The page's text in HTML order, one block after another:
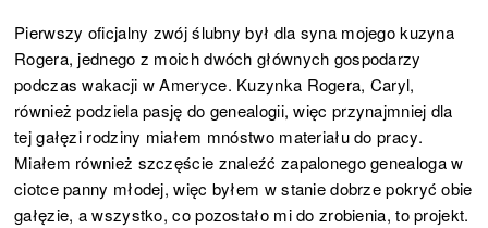
Pierwszy oficjalny zwój ślubny był dla syna mojego kuzyna
Rogera, jednego z moich dwóch głównych gospodarzy
podczas wakacji w Ameryce. Kuzynka Rogera, Caryl,
również podziela pasję do genealogii, więc przynajmniej dla
tej gałęzi rodziny miałem mnóstwo materiału do pracy.
Miałem również szczęście znaleźć zapalonego genealoga w
ciotce panny młodej, więc byłem w stanie dobrze pokryć obie
gałęzie, a wszystko, co pozostało mi do zrobienia, to projekt.